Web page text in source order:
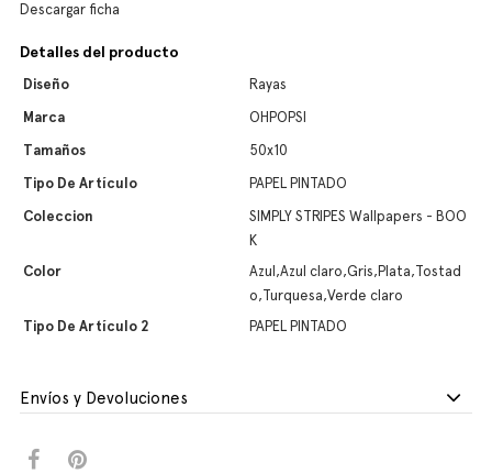
Descargar ficha
Detalles del producto
Diseño
Rayas
Marca
OHPOPSI
Tamaños
50x10
Tipo De Artículo
PAPEL PINTADO
Coleccion
SIMPLY STRIPES Wallpapers - BOO
K
Color
Azul,Azul claro,Gris,Plata,Tostad
o,Turquesa,Verde claro
Tipo De Artículo 2
PAPEL PINTADO
Envíos y Devoluciones